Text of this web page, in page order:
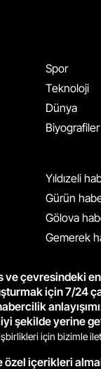
Spor
Teknoloji
Dünya
Biyografiler
Yıldızeli
Gürün
Gölova
Gemerek
ve çevresindeki
için 7/24
şekilde yerine
için bizimle
özel içerikleri